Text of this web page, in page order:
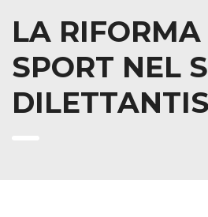
LA
SPORT NEL